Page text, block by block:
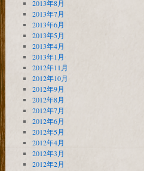
2013年8月
2013年7月
2013年6月
2013年5月
2013年4月
2013年1月
2012年11月
2012年10月
2012年9月
2012年8月
2012年7月
2012年6月
2012年5月
2012年4月
2012年3月
2012年2月